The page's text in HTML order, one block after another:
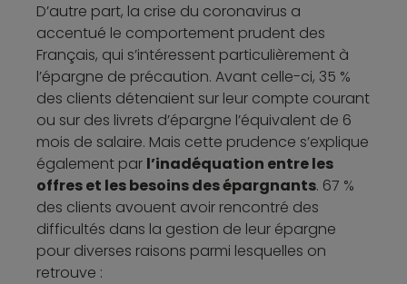
D’autre part, la crise du coronavirus a
accentué le comportement prudent des
Français, qui s’intéressent particulièrement à
l’épargne de précaution. Avant celle-ci, 35 %
des clients détenaient sur leur compte courant
ou sur des livrets d’épargne l’équivalent de 6
mois de salaire. Mais cette prudence s’explique
également par l’inadéquation entre les
offres et les besoins des épargnants. 67 %
des clients avouent avoir rencontré des
difficultés dans la gestion de leur épargne
pour diverses raisons parmi lesquelles on
retrouve :